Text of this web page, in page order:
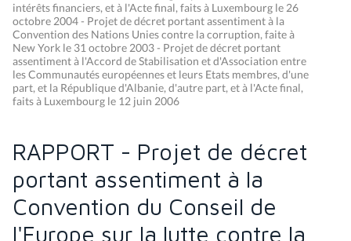
intérêts financiers, et à l'Acte final, faits à Luxembourg le 26
octobre 2004 - Projet de décret portant assentiment à la
Convention des Nations Unies contre la corruption, faite à
New York le 31 octobre 2003 - Projet de décret portant
assentiment à l'Accord de Stabilisation et d'Association entre
les Communautés européennes et leurs Etats membres, d'une
part, et la République d'Albanie, d'autre part, et à l'Acte final,
faits à Luxembourg le 12 juin 2006
RAPPORT - Projet de décret
portant assentiment à la
Convention du Conseil de
l'Europe sur la lutte contre la